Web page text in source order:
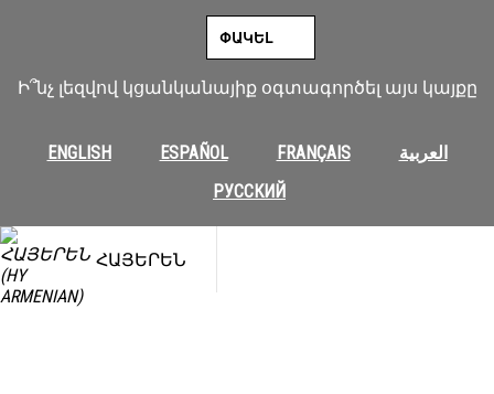
Ի՞նչ լեզվով կցանկանայիք օգտագործել այս կայքը
ENGLISH ESPAÑOL FRANÇAIS
العربية
РУССКИЙ
ՓԱԿԵԼ
ՀԱՅԵՐԵՆ